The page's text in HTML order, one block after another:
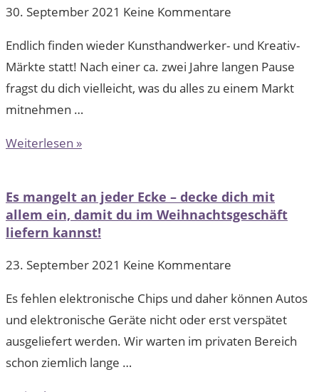
30. September 2021 Keine Kommentare
Endlich finden wieder Kunsthandwerker- und Kreativ-
Märkte statt! Nach einer ca. zwei Jahre langen Pause
fragst du dich vielleicht, was du alles zu einem Markt
mitnehmen …
Weiterlesen »
Es mangelt an jeder Ecke – decke dich mit
allem ein, damit du im Weihnachtsgeschäft
liefern kannst!
23. September 2021 Keine Kommentare
Es fehlen elektronische Chips und daher können Autos
und elektronische Geräte nicht oder erst verspätet
ausgeliefert werden. Wir warten im privaten Bereich
schon ziemlich lange …